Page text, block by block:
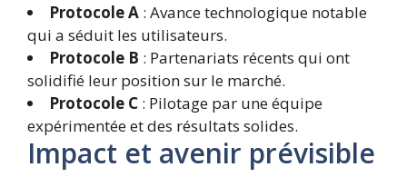
Protocole A : Avance technologique notable
qui a séduit les utilisateurs.
Protocole B : Partenariats récents qui ont
solidifié leur position sur le marché.
Protocole C : Pilotage par une équipe
expérimentée et des résultats solides.
Impact et avenir prévisible